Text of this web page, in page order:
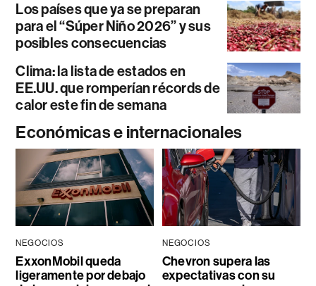
Los países que ya se preparan
para el “Súper Niño 2026” y sus
posibles consecuencias
Clima: la lista de estados en
EE.UU. que romperían récords de
calor este fin de semana
Económicas e internacionales
NEGOCIOS
ExxonMobil queda
ligeramente por debajo
NEGOCIOS
Chevron supera las
expectativas con su